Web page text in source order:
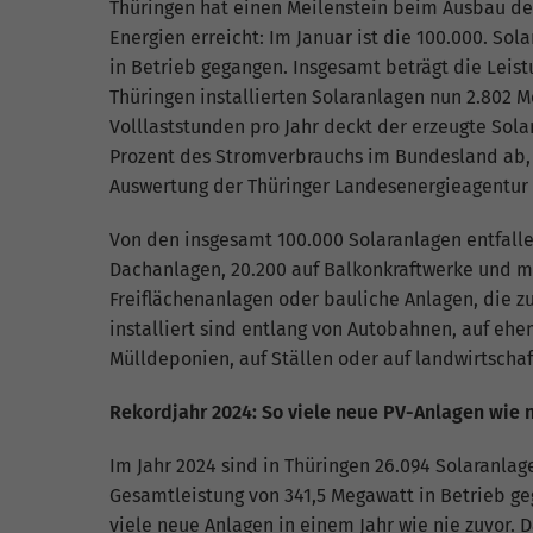
Thüringen hat einen Meilenstein beim Ausbau
Energien erreicht: Im Januar ist die 100.000.
in Betrieb gegangen. Insgesamt beträgt die
Thüringen installierten Solaranlagen nun 2.802
Volllaststunden pro Jahr deckt der erzeugte
Prozent des Stromverbrauchs im Bundesland
Auswertung der Thüringer Landesenergieagentur
Von den insgesamt 100.000 Solaranlagen
Dachanlagen, 20.200 auf Balkonkraftwerke und
Freiflächenanlagen oder bauliche Anlagen, die
installiert sind entlang von Autobahnen, auf
Mülldeponien, auf Ställen oder auf
Rekordjahr 2024: So viele neue PV-Anlagen wie
Im Jahr 2024 sind in Thüringen 26.094
Gesamtleistung von 341,5 Megawatt in Betrieb
viele neue Anlagen in einem Jahr wie nie zuvor.